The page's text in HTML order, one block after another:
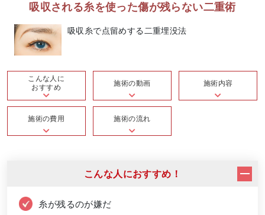
吸収される糸を使った傷が残らない二重術
吸収糸で点留めする二重埋没法
こんな人に
おすすめ
施術の動画 施術内容
施術の費用 施術の流れ
こんな人におすすめ！
糸が残るのが嫌だ